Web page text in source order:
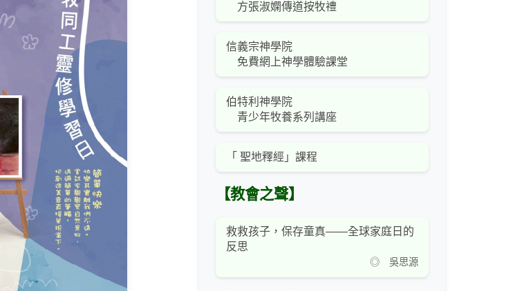
方張淑嫻傳道按牧禮
信義宗神學院
免費網上神學體驗課堂
伯特利神學院
青少年牧養系列講座
「 聖地釋經」課程
【教會之聲】
救救孩子，保存童真——全球家庭日的
反思
◎ 吳思源